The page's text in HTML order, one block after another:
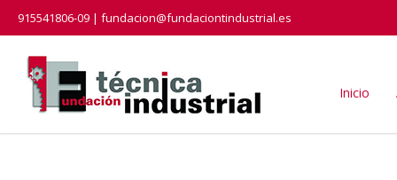
915541806-09 | fundacion@fundaciontindustrial.es
Inicio